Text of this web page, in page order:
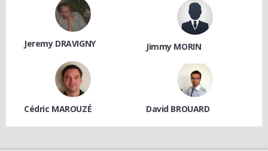
Jeremy DRAVIGNY Jimmy MORIN
Cédric MAROUZÉ David BROUARD